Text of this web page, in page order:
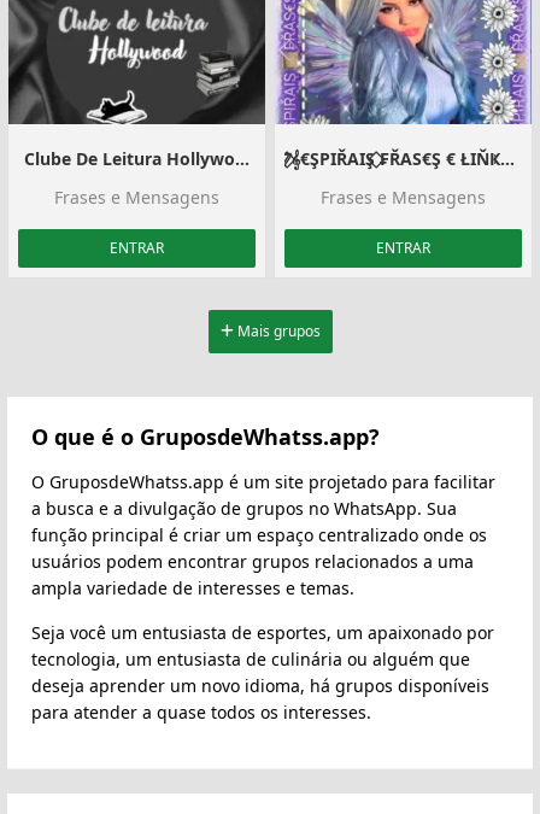
Clube De Leitura Hollywood
Frases e Mensagens
ENTRAR
⃟⃫⃜𝄞€ŞPIŘAIŞ ⃟₣ŘAS€Ş € ŁIŇҜŞ⃟⃫⃜
Frases e Mensagens
ENTRAR
Mais grupos
O que é o GruposdeWhatss.app?
O GruposdeWhatss.app é um site projetado para facilitar
a busca e a divulgação de grupos no WhatsApp. Sua
função principal é criar um espaço centralizado onde os
usuários podem encontrar grupos relacionados a uma
ampla variedade de interesses e temas.
Seja você um entusiasta de esportes, um apaixonado por
tecnologia, um entusiasta de culinária ou alguém que
deseja aprender um novo idioma, há grupos disponíveis
para atender a quase todos os interesses.